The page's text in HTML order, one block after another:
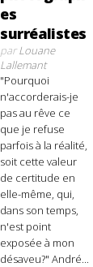
es
surréalistes
parLouane
Lallemant
"Pourquoi
n'accorderais-je
pas au rêve ce
que je refuse
parfois à la réalité,
soit cette valeur
de certitude en
elle-même, qui,
dans son temps,
n'est point
exposée à mon
désaveu?" André...